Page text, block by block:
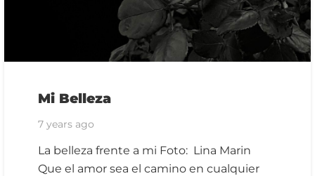
Mi Belleza
7 years ago
La belleza frente a mi Foto: Lina Marin
Que el amor sea el camino en cualquier